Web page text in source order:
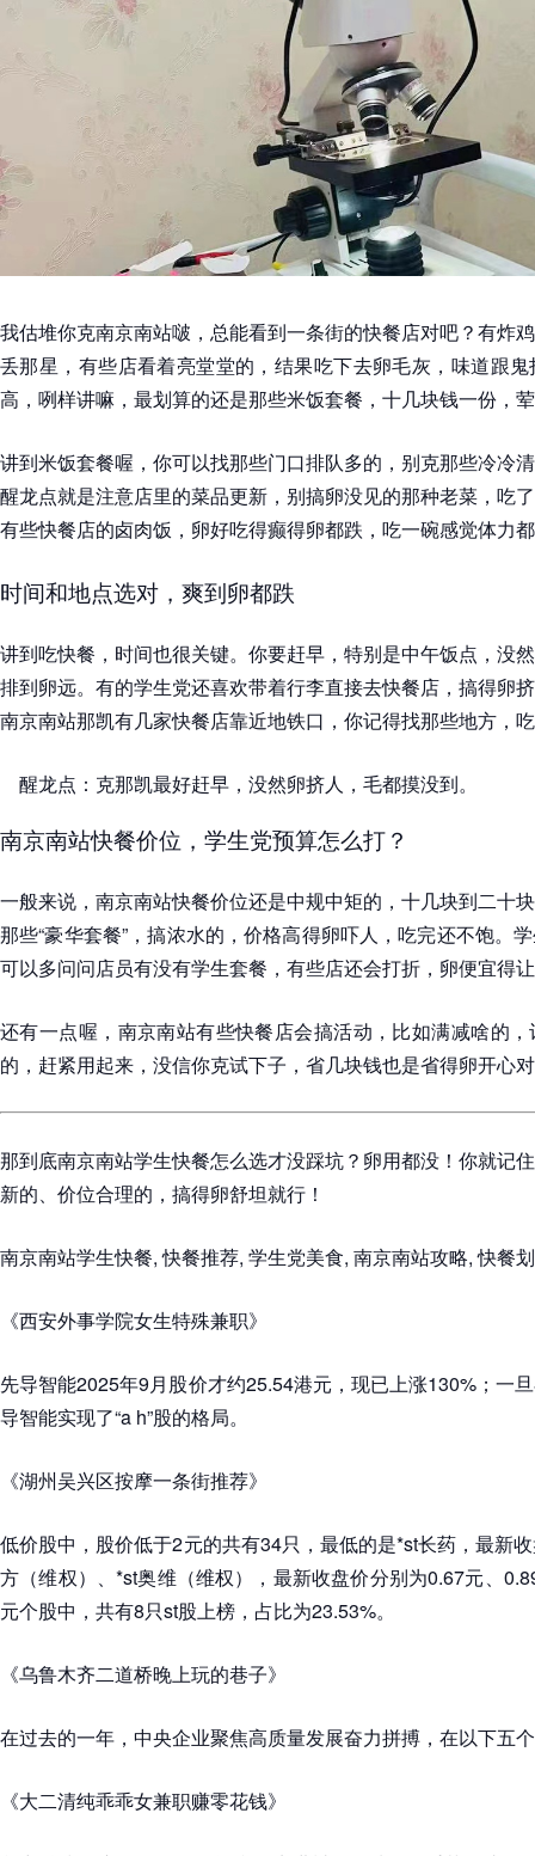
我估堆你克南京南站啵，总能看到一条街的快餐店对吧？有炸
丢那星，有些店看着亮堂堂的，结果吃下去卵毛灰，味道跟
高，咧样讲嘛，最划算的还是那些米饭套餐，十几块钱一份，
讲到米饭套餐喔，你可以找那些门口排队多的，别克那些冷冷
醒龙点就是注意店里的菜品更新，别搞卵没见的那种老菜，吃
有些快餐店的卤肉饭，卵好吃得癫得卵都跌，吃一碗感觉体力
时间和地点选对，爽到卵都跌
讲到吃快餐，时间也很关键。你要赶早，特别是中午饭点，没
排到卵远。有的学生党还喜欢带着行李直接去快餐店，搞得卵
南京南站那凯有几家快餐店靠近地铁口，你记得找那些地方，
醒龙点：克那凯最好赶早，没然卵挤人，毛都摸没到。
南京南站快餐价位，学生党预算怎么打？
一般来说，南京南站快餐价位还是中规中矩的，十几块到二十
那些“豪华套餐”，搞浓水的，价格高得卵吓人，吃完还不饱。
可以多问问店员有没有学生套餐，有些店还会打折，卵便宜得
还有一点喔，南京南站有些快餐店会搞活动，比如满减啥的
的，赶紧用起来，没信你克试下子，省几块钱也是省得卵开心
那到底南京南站学生快餐怎么选才没踩坑？卵用都没！你就记
新的、价位合理的，搞得卵舒坦就行！
南京南站学生快餐, 快餐推荐, 学生党美食, 南京南站攻略, 快餐
《西安外事学院女生特殊兼职》
先导智能2025年9月股价才约25.54港元，现已上涨130%；一
导智能实现了“a h”股的格局。
《湖州吴兴区按摩一条街推荐》
低价股中，股价低于2元的共有34只，最低的是*st长药，最新
方（维权）、*st奥维（维权），最新收盘价分别为0.67元、
元个股中，共有8只st股上榜，占比为23.53%。
《乌鲁木齐二道桥晚上玩的巷子》
在过去的一年，中央企业聚焦高质量发展奋力拼搏，在以下五
《大二清纯乖乖女兼职赚零花钱》